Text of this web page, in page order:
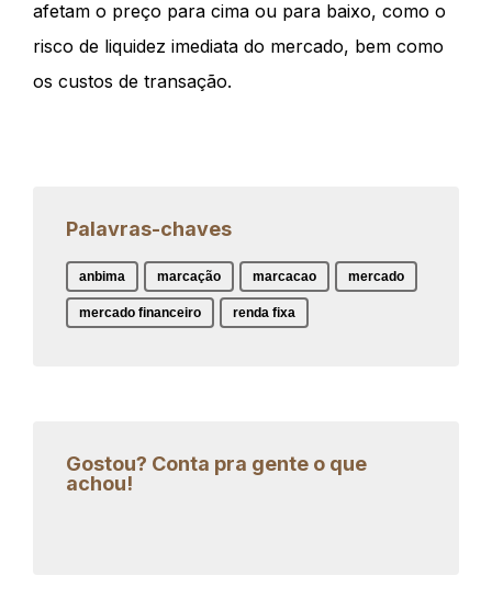
afetam o preço para cima ou para baixo, como o
risco de liquidez imediata do mercado, bem como
os custos de transação.
Palavras-chaves
anbima marcação marcacao mercado
mercado financeiro renda fixa
Gostou? Conta pra gente o que
achou!